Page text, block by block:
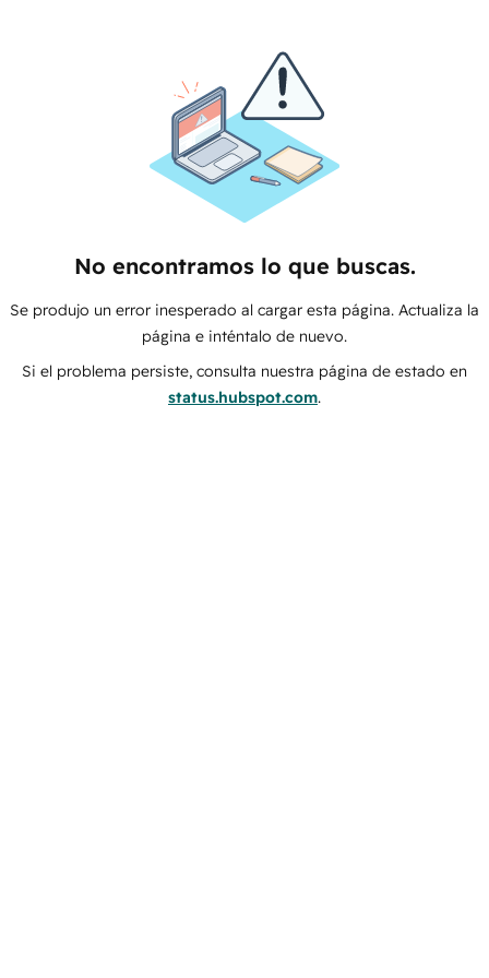
No encontramos lo que buscas.
Se produjo un error inesperado al cargar esta página. Actualiza la
página e inténtalo de nuevo.
Si el problema persiste, consulta nuestra página de estado en
status.hubspot.com.